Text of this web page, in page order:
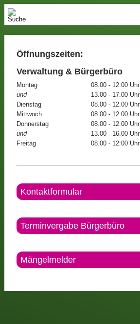
Öffnungszeiten:
Verwaltung & Bürgerbüro
Montag
08.00 - 12.00 Uhr
und
13.00 - 17.00 Uhr
Dienstag
08.00 - 12.00 Uhr
Mittwoch
08.00 - 12.00 Uhr
Donnerstag
08.00 - 12.00 Uhr
und
13.00 - 16.00 Uhr
Freitag
08.00 - 12:00 Uhr
Kontaktformular
Terminvergabe Bürgerbüro
Mängelmelder